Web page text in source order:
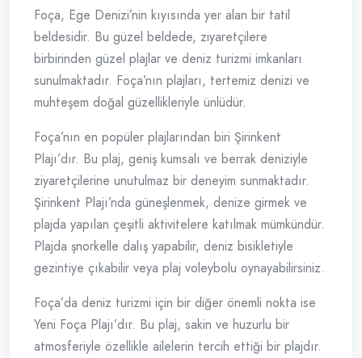
Foça, Ege Denizi’nin kıyısında yer alan bir tatil
beldesidir. Bu güzel beldede, ziyaretçilere
birbirinden güzel plajlar ve deniz turizmi imkanları
sunulmaktadır. Foça’nın plajları, tertemiz denizi ve
muhteşem doğal güzellikleriyle ünlüdür.
Foça’nın en popüler plajlarından biri Şirinkent
Plajı’dır. Bu plaj, geniş kumsalı ve berrak deniziyle
ziyaretçilerine unutulmaz bir deneyim sunmaktadır.
Şirinkent Plajı’nda güneşlenmek, denize girmek ve
plajda yapılan çeşitli aktivitelere katılmak mümkündür.
Plajda şnorkelle dalış yapabilir, deniz bisikletiyle
gezintiye çıkabilir veya plaj voleybolu oynayabilirsiniz.
Foça’da deniz turizmi için bir diğer önemli nokta ise
Yeni Foça Plajı’dır. Bu plaj, sakin ve huzurlu bir
atmosferiyle özellikle ailelerin tercih ettiği bir plajdır.